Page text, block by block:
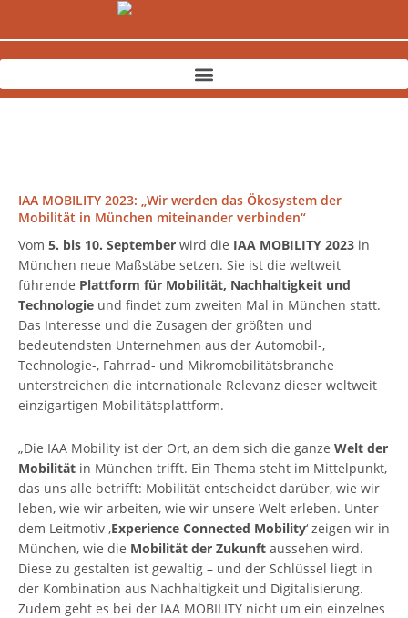
IAA MOBILITY 2023: „Wir werden das Ökosystem der
Mobilität in München miteinander verbinden“
Vom 5. bis 10. September wird die IAA MOBILITY 2023 in
München neue Maßstäbe setzen. Sie ist die weltweit
führende Plattform für Mobilität, Nachhaltigkeit und
Technologie und findet zum zweiten Mal in München statt.
Das Interesse und die Zusagen der größten und
bedeutendsten Unternehmen aus der Automobil-,
Technologie-, Fahrrad- und Mikromobilitätsbranche
unterstreichen die internationale Relevanz dieser weltweit
einzigartigen Mobilitätsplattform.
„Die IAA Mobility ist der Ort, an dem sich die ganze Welt der
Mobilität in München trifft. Ein Thema steht im Mittelpunkt,
das uns alle betrifft: Mobilität entscheidet darüber, wie wir
leben, wie wir arbeiten, wie wir unsere Welt erleben. Unter
dem Leitmotiv ‚Experience Connected Mobility‘ zeigen wir in
München, wie die Mobilität der Zukunft aussehen wird.
Diese zu gestalten ist gewaltig – und der Schlüssel liegt in
der Kombination aus Nachhaltigkeit und Digitalisierung.
Zudem geht es bei der IAA MOBILITY nicht um ein einzelnes